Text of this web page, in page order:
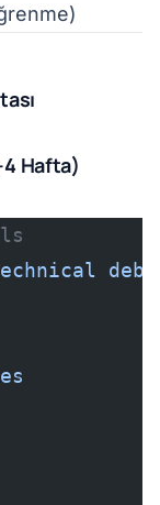
4 Hafta)
debt